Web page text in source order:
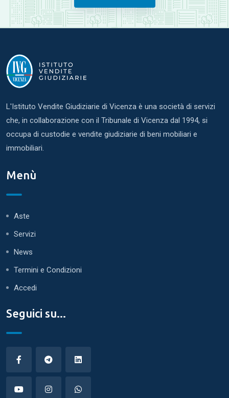
L'Istituto Vendite Giudiziarie di Vicenza è una società di servizi
che, in collaborazione con il Tribunale di Vicenza dal 1994, si
occupa di custodie e vendite giudiziarie di beni mobiliari e
immobiliari.
Menù
Aste
Servizi
News
Termini e Condizioni
Accedi
Seguici su...